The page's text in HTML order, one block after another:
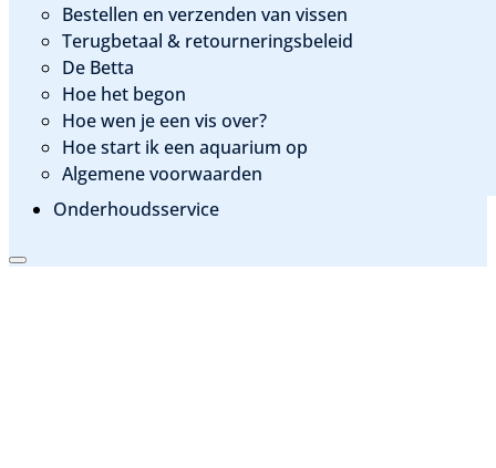
Bestellen en verzenden van vissen
Terugbetaal & retourneringsbeleid
De Betta
Hoe het begon
Hoe wen je een vis over?
Hoe start ik een aquarium op
Algemene voorwaarden
Onderhoudsservice